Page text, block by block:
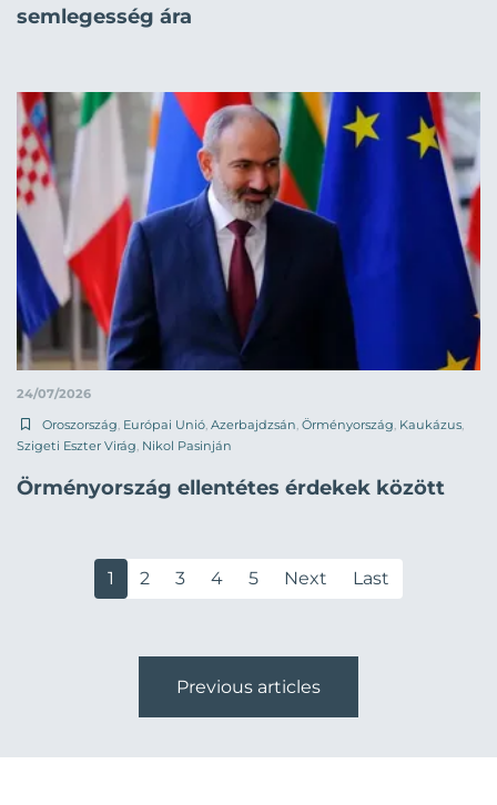
semlegesség ára
24/07/2026
Oroszország, Európai Unió, Azerbajdzsán, Örményország, Kaukázus,
Szigeti Eszter Virág, Nikol Pasinján
Örményország ellentétes érdekek között
1 2 3 4 5 Next Last
Previous articles